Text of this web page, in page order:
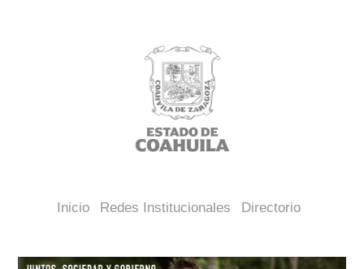
Inicio Redes Institucionales Directorio